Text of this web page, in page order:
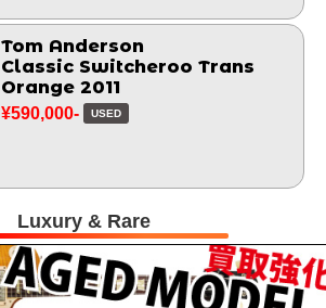
Tom Anderson
Classic Switcheroo Trans
Orange 2011
¥590,000- USED
Luxury & Rare